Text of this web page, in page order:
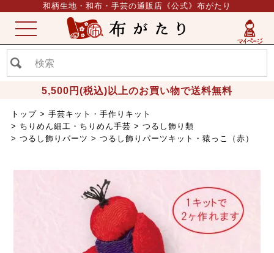
和柄生地・和布・手芸の通販店《公式》布がたり
5,500円(税込)以上のお買い物で送料無料
ME
NU
トップ
手芸キット・手作りキット
ちりめん細工・ちりめん手芸
つるし飾り類
つるし飾りパーツ
つるし飾りパーツキット・猿っこ（赤）